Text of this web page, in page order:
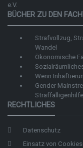
e.V.
BÜCHER ZU DEN
Strafvollzug,
Wandel
Ökonomische
Wenn
Gender
RECHTLICHES
Datenschutz
Einsatz von Cookies